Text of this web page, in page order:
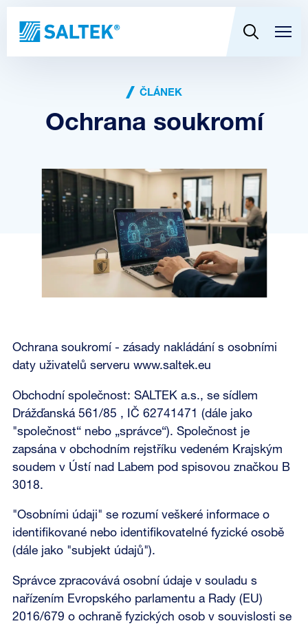
ČLÁNEK
Ochrana soukromí
Ochrana soukromí - zásady nakládání s osobními
daty uživatelů serveru www.saltek.eu
Obchodní společnost: SALTEK a.s., se sídlem
Drážďanská 561/85 , IČ 62741471 (dále jako
"společnost“ nebo „správce“). Společnost je
zapsána v obchodním rejstříku vedeném Krajským
soudem v Ústí nad Labem pod spisovou značkou B
3018.
"Osobními údaji" se rozumí veškeré informace o
identifikované nebo identifikovatelné fyzické osobě
(dále jako "subjekt údajů").
Správce zpracovává osobní údaje v souladu s
nařízením Evropského parlamentu a Rady (EU)
2016/679 o ochraně fyzických osob v souvislosti se